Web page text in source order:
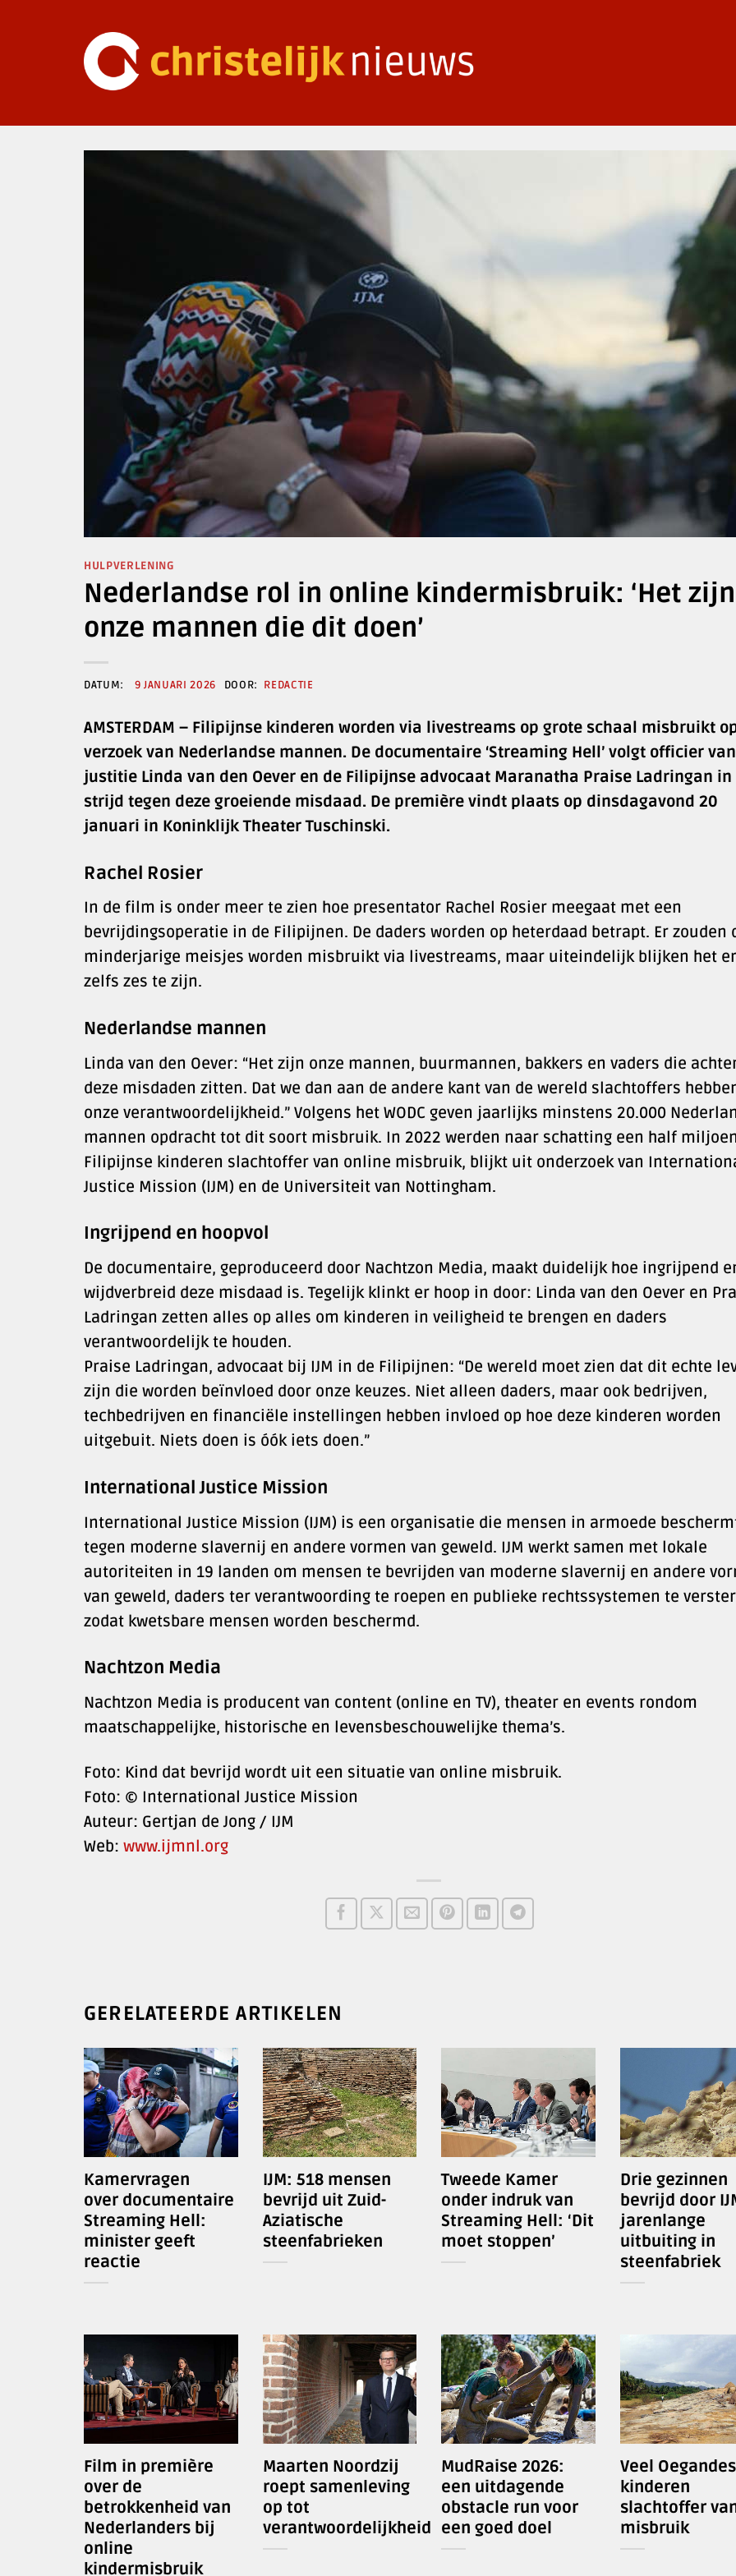
HULPVERLENING
Nederlandse rol in online kindermisbruik: ‘Het zijn
onze mannen die dit doen’
9 JANUARI 2026 REDACTIE
AMSTERDAM – Filipijnse kinderen worden via livestreams op grote schaal misbruikt
verzoek van Nederlandse mannen. De documentaire ‘Streaming Hell’ volgt officier van
justitie Linda van den Oever en de Filipijnse advocaat Maranatha Praise Ladringan
strijd tegen deze groeiende misdaad. De première vindt plaats op dinsdagavond 20
januari in Koninklijk Theater Tuschinski.
Rachel Rosier
In de film is onder meer te zien hoe presentator Rachel Rosier meegaat met een
bevrijdingsoperatie in de Filipijnen. De daders worden op heterdaad betrapt. Er zouden
minderjarige meisjes worden misbruikt via livestreams, maar uiteindelijk blijken het er
zelfs zes te zijn.
Nederlandse mannen
Linda van den Oever: “Het zijn onze mannen, buurmannen, bakkers en vaders die
deze misdaden zitten. Dat we dan aan de andere kant van de wereld slachtoffers
onze verantwoordelijkheid.” Volgens het WODC geven jaarlijks minstens 20.000
mannen opdracht tot dit soort misbruik. In 2022 werden naar schatting een half
Filipijnse kinderen slachtoffer van online misbruik, blijkt uit onderzoek van
Justice Mission (IJM) en de Universiteit van Nottingham.
Ingrijpend en hoopvol
De documentaire, geproduceerd door Nachtzon Media, maakt duidelijk hoe ingrijpend
wijdverbreid deze misdaad is. Tegelijk klinkt er hoop in door: Linda van den Oever en
Ladringan zetten alles op alles om kinderen in veiligheid te brengen en daders
verantwoordelijk te houden.
Praise Ladringan, advocaat bij IJM in de Filipijnen: “De wereld moet zien dat dit echte
zijn die worden beïnvloed door onze keuzes. Niet alleen daders, maar ook bedrijven,
techbedrijven en financiële instellingen hebben invloed op hoe deze kinderen worden
uitgebuit. Niets doen is óók iets doen.”
International Justice Mission
International Justice Mission (IJM) is een organisatie die mensen in armoede
tegen moderne slavernij en andere vormen van geweld. IJM werkt samen met lokale
autoriteiten in 19 landen om mensen te bevrijden van moderne slavernij en andere
van geweld, daders ter verantwoording te roepen en publieke rechtssystemen te
zodat kwetsbare mensen worden beschermd.
Nachtzon Media
Nachtzon Media is producent van content (online en TV), theater en events rondom
maatschappelijke, historische en levensbeschouwelijke thema’s.
Foto: Kind dat bevrijd wordt uit een situatie van online misbruik.
Foto: © International Justice Mission
Auteur: Gertjan de Jong / IJM
Web: www.ijmnl.org
GERELATEERDE ARTIKELEN
Kamervragen
over documentaire
Streaming Hell:
minister geeft
reactie
IJM: 518 mensen
bevrijd uit Zuid-
Aziatische
steenfabrieken
Tweede Kamer
onder indruk van
Streaming Hell: ‘Dit
moet stoppen’
Drie gezinnen
bevrijd door
jarenlange
uitbuiting in
steenfabriek
Film in première
over de
betrokkenheid van
Nederlanders bij
online
kindermisbruik
Maarten Noordzij
roept samenleving
op tot
verantwoordelijkheid
MudRaise 2026:
een uitdagende
obstacle run voor
een goed doel
Veel
kinderen
slachtoffer
misbruik